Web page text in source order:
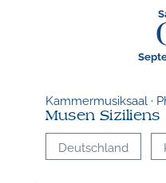
Kammermusiksaal ·
Musen Siziliens
Deutschland